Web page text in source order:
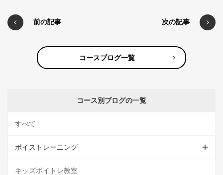
前の記事 次の記事
コースブログ一覧
コース別ブログの一覧
すべて
ボイストレーニング
キッズボイトレ教室